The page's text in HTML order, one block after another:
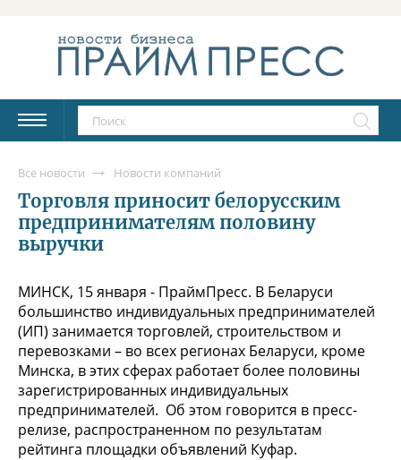
Все новости Новости компаний
Торговля приносит белорусским
предпринимателям половину
выручки
МИНСК, 15 января - ПраймПресс. В Беларуси
большинство индивидуальных предпринимателей
(ИП) занимается торговлей, строительством и
перевозками – во всех регионах Беларуси, кроме
Минска, в этих сферах работает более половины
зарегистрированных индивидуальных
предпринимателей. Об этом говорится в пресс-
релизе, распространенном по результатам
рейтинга площадки объявлений Куфар.